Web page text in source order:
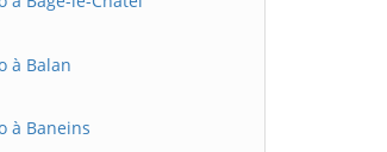
à Balan
à Baneins